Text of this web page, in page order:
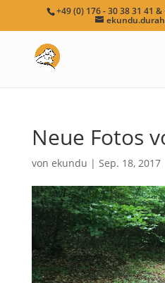
+49 (0) 176 - 30 38 31 41
Neue Fotos
von ekundu | Sep. 18, 2017